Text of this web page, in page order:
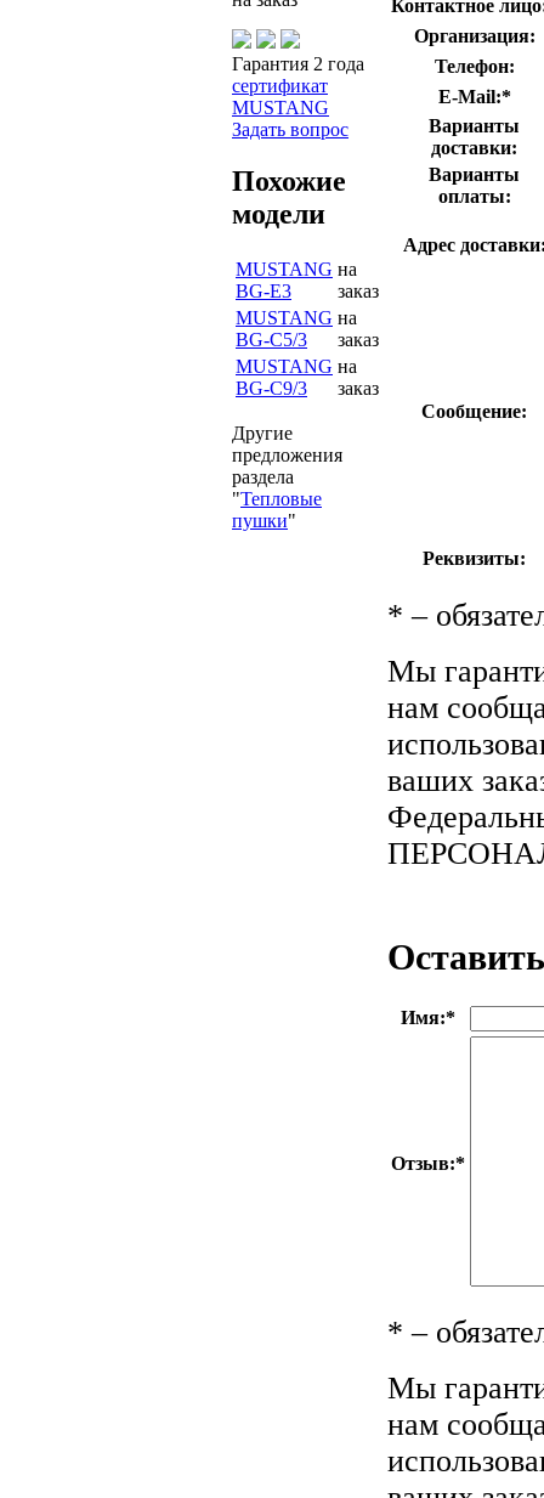
Гарантия 2 года
сертификат
MUSTANG
Задать вопрос
Похожие
модели
MUSTANG
BG-Е3
на
заказ
MUSTANG
BG-C5/3
на
заказ
MUSTANG
BG-C9/3
на
заказ
Другие
предложения
раздела
"Тепловые
пушки"
Контактное
Организация:
Телефон:
E-Mail:*
Варианты
доставки:
Варианты
оплаты:
Адрес
Сообщение:
Реквизиты:
* –
Мы
нам
ваших
Имя:*
Отзыв:*
* –
Мы
нам